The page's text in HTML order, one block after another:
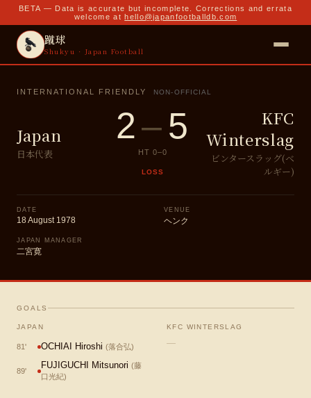
BETA — Data is accurate but incomplete. Corrections and errata
welcome at hello@japanfootballdb.com
蹴球
Shukyu · Japan Football
INTERNATIONAL FRIENDLY NON-OFFICIAL
Japan
日本代表
2–5
HT 0–0
LOSS
KFC
Winterslag
ビンタースラッグ(ベ
ルギー)
DATE
18 August 1978
VENUE
ヘンク
JAPAN MANAGER
二宮寛
GOALS
JAPAN
81' OCHIAI Hiroshi (落合弘)
89'
FUJIGUCHI Mitsunori (藤
口光紀)
KFC WINTERSLAG
—